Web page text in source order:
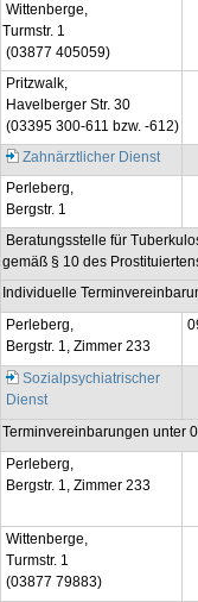
Wittenberge,
Turmstr. 1
(03877 405059)
Pritzwalk,
Havelberger Str. 30
(03395 300-611 bzw. -612)
Zahnärztlicher Dienst
Perleberg,
Bergstr. 1
Beratungsstelle für
gemäß § 10 des
Individuelle
Perleberg,
Bergstr. 1, Zimmer 233
Sozialpsychiatrischer
Dienst
Terminvereinbarungen unter
Perleberg,
Bergstr. 1, Zimmer 233
Wittenberge,
Turmstr. 1
(03877 79883)